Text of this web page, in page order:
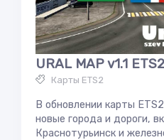
URAL MAP v1.1 ETS2
Карты ETS2
В обновлении карты
новые города и дороги,
Краснотурьинск и